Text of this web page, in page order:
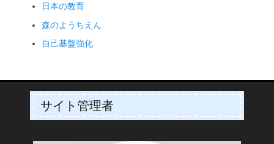
日本の教育
森のようちえん
自己基盤強化
サイト管理者